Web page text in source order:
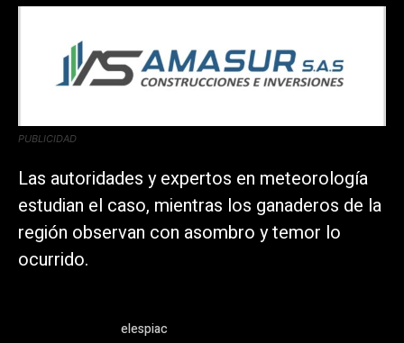
PUBLICIDAD
Las autoridades y expertos en meteorología
estudian el caso, mientras los ganaderos de la
región observan con asombro y temor lo
ocurrido.
elespiac